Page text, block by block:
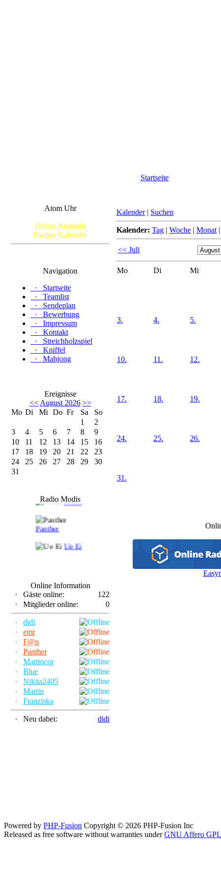
Startseite
Atom Uhr
Online Atomuhr
Ewiger Kalender
Navigation
·
Startseite
·
Teamlist
·
Sendeplan
·
Bewerbung
·
Impressum
·
Kontakt
·
Streichholzspiel
·
Kniffel
·
Mahjong
Ereignisse
<< August 2026 >>
Mo Di Mi Do Fr Sa
So
1
2
3
4 5 6 7 8
9
10
11 12 13 14 15
16
17
18 19 20 21 22
23
24
25 26 27 28 29
30
31
Radio Modis
Frank
Panther
Ue Ei
Online Information
·
Gäste online:
122
·
Mitglieder online: 0
·
didi
·
emr
·
F@n
·
Panther
·
Martincor
·
Blue
·
Nikita2405
·
Martin
·
Franziska
· Neu dabei: didi
Kalender | Suchen
Kalender: Tag | Woche | Monat
<< Juli
Mo Di Mi
3. 4. 5.
10. 11. 12.
17. 18. 19.
24. 25. 26.
31.
Powered by PHP-Fusion Copyright © 2026 PHP-Fusion Inc
Released as free software without warranties underGNU Affero GPL